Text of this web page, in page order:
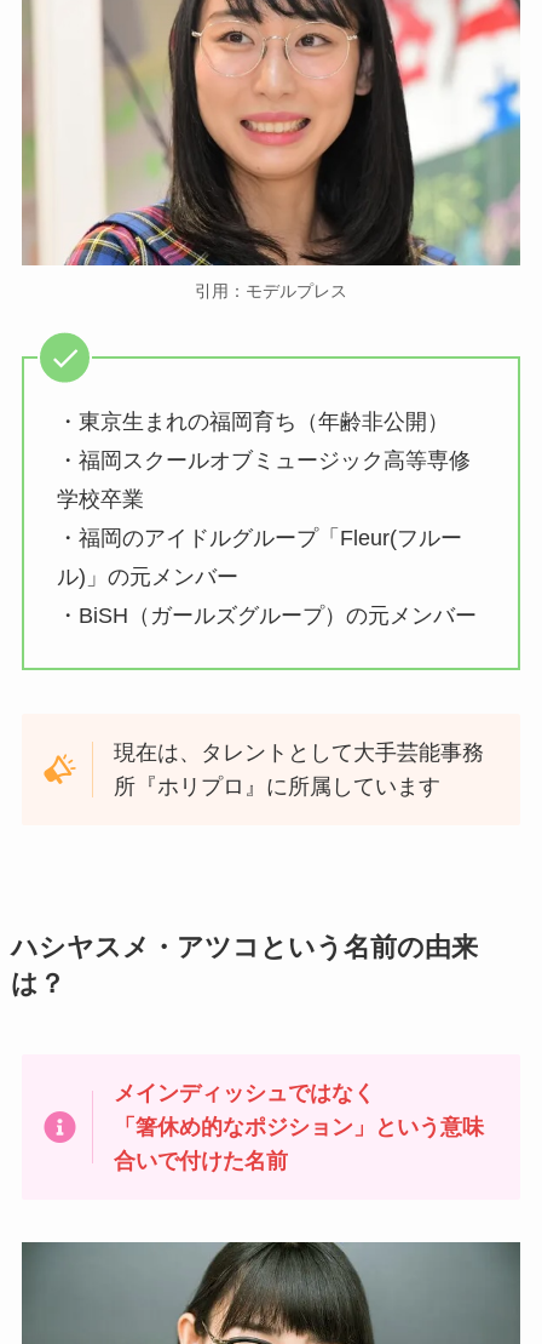
引用：モデルプレス
・東京生まれの福岡育ち（年齢非公開）
・福岡スクールオブミュージック高等専修
学校卒業
・福岡のアイドルグループ「Fleur(フルー
ル)」の元メンバー
・BiSH（ガールズグループ）の元メンバー
現在は、タレントとして大手芸能事務
所『ホリプロ』に所属しています
ハシヤスメ・アツコという名前の由来
は？
メインディッシュではなく
「箸休め的なポジション」という意味
合いで付けた名前